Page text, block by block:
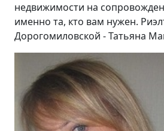
недвижимости на
именно та, кто вам нужен.
Дорогомиловской - Татьяна